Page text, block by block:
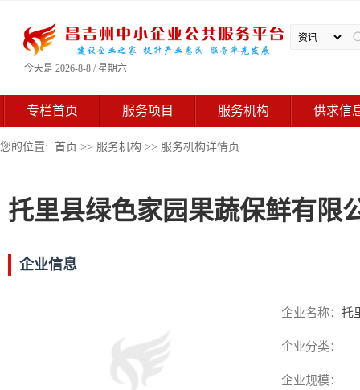
今天是 2026-8-8 / 星期六 ·
专栏首页 服务项目 服务机构 供求信
您的位置: 首页 >> 服务机构 >> 服务机构详情页
托里县绿色家园果蔬保鲜有限
企业信息
企业名称： 托
企业分类：
企业规模：